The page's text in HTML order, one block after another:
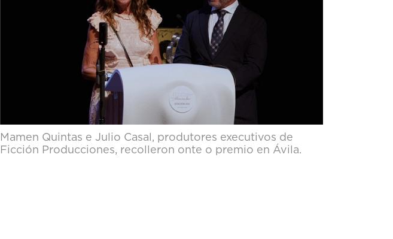
Mamen Quintas e Julio Casal, produtores executivos de
Ficción Producciones, recolleron onte o premio en Ávila.